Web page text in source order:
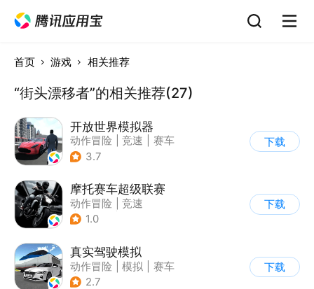
首页 游戏 相关推荐
“街头漂移者”的相关推荐(27)
开放世界模拟器
动作冒险 竞速
赛车
| 开放世界
3.7
下载
摩托赛车超级联赛
动作冒险
竞速
| 摩托车
1.0
下载
真实驾驶模拟
动作冒险 模拟
赛车
| 漂移
2.7
下载